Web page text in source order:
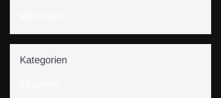
Kategorien